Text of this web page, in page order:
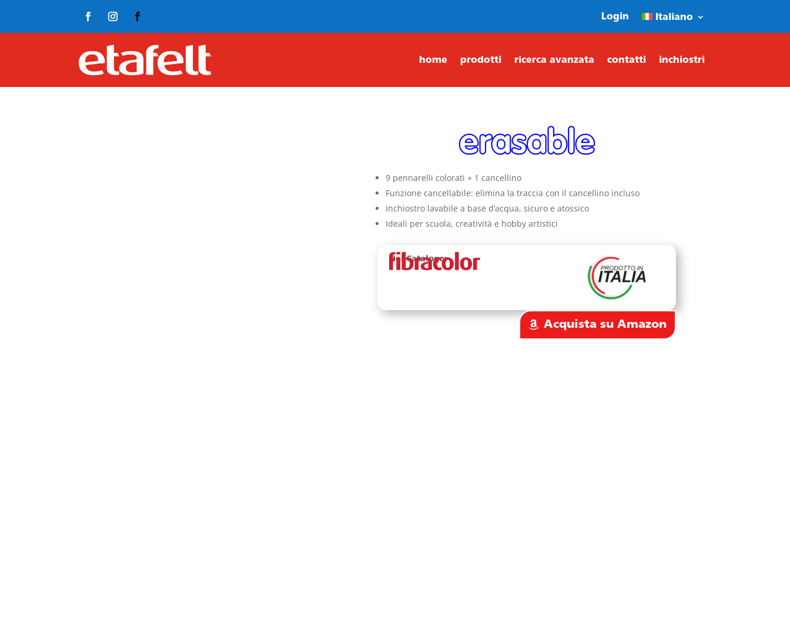
Login Italiano
home prodotti ricerca avanzata contatti inchiostri
9 pennarelli colorati + 1 cancellino
Funzione cancellabile: elimina la traccia con il cancellino incluso
Inchiostro lavabile a base d’acqua, sicuro e atossico
Ideali per scuola, creatività e hobby artistici
Nel Catalogo:
Acquista su Amazon